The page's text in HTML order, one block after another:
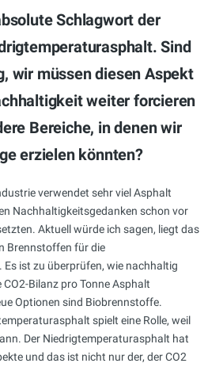
Schlagwort der
Sind
wir müssen diesen Aspekt
weiter forcieren
Bereiche, in denen wir
erzielen könnten?
verwendet sehr viel Asphalt
Nachhaltigkeitsgedanken schon vor
Aktuell würde ich sagen, liegt das
Brennstoffen für die
ist zu überprüfen, wie nachhaltig
CO2-Bilanz pro Tonne Asphalt
Optionen sind Biobrennstoffe.
spielt eine Rolle, weil
Der Niedrigtemperaturasphalt hat
und das ist nicht nur der, der CO2